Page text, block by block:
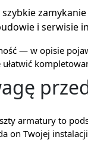
i serwisie
— w opisie
ułatwić
armatury to
on Twojej